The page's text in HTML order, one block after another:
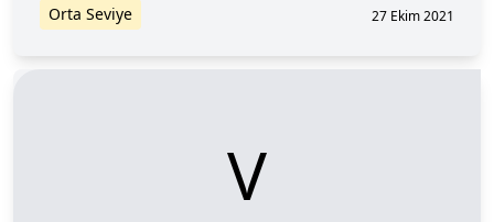
iadesi.
Orta Seviye 27 Ekim 2021
V